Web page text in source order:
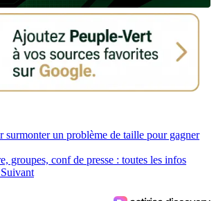
surmonter un problème de taille pour gagner
groupes, conf de presse : toutes les infos
Suivant